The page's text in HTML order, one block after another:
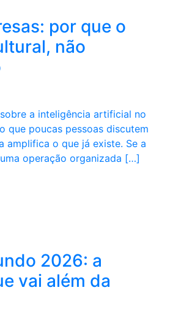
por que o
não
a inteligência artificial no
que poucas pessoas discutem
amplifica o que já existe. Se a
operação organizada […]
2026: a
vai além da